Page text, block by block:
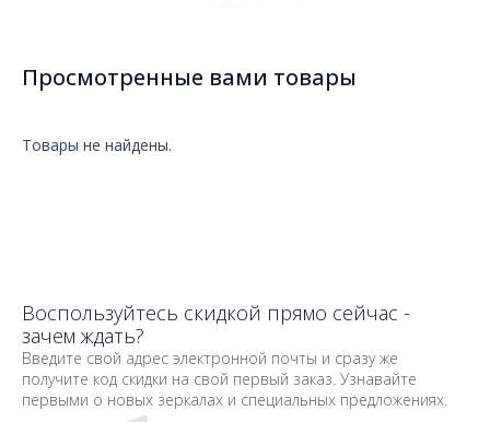
Просмотренные вами товары
Товары не найдены.
Воспользуйтесь скидкой прямо сейчас -
зачем ждать?
Введите свой адрес электронной почты и сразу же
получите код скидки на свой первый заказ. Узнавайте
первыми о новых зеркалах и специальных предложениях.